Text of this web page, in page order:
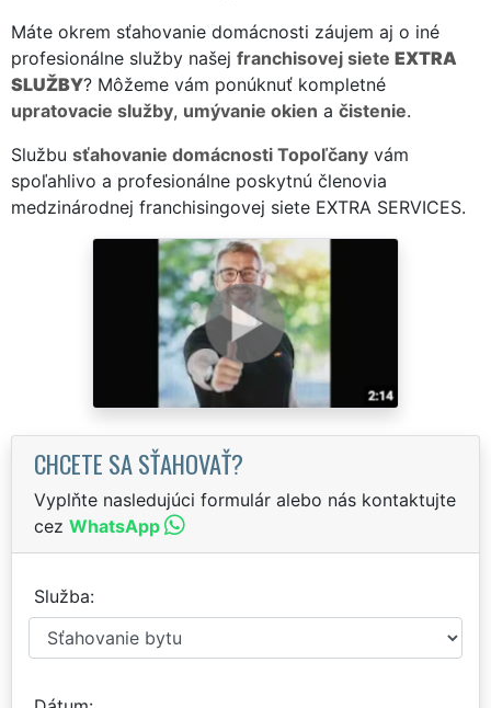
Máte okrem sťahovanie domácnosti záujem aj o iné
profesionálne služby našej franchisovej siete EXTRA
SLUŽBY? Môžeme vám ponúknuť kompletné
upratovacie služby, umývanie okien a čistenie.
Službu sťahovanie domácnosti Topoľčany vám
spoľahlivo a profesionálne poskytnú členovia
medzinárodnej franchisingovej siete EXTRA SERVICES.
CHCETE SA SŤAHOVAŤ?
Vyplňte nasledujúci formulár alebo nás kontaktujte
cez WhatsApp
Služba